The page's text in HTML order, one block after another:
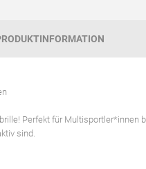
Perfekt für
sind.